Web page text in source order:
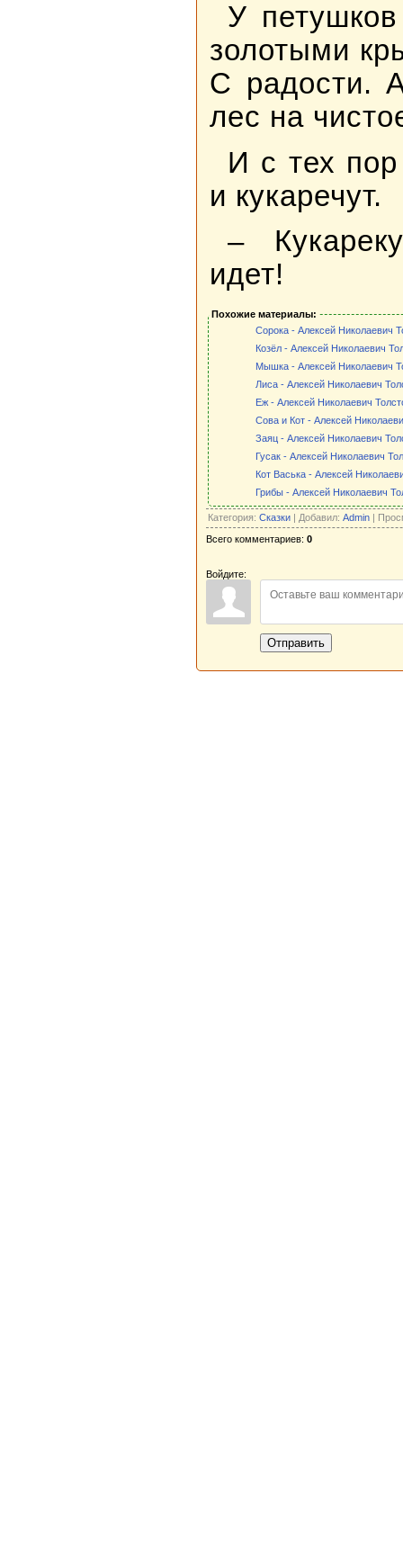
У
золотыми
С радости.
лес на
И с тех
и кукаречут.
–
идет!
Похожие материалы:
Сорока - Алексей Николаевич
Козёл - Алексей Николаевич
Мышка - Алексей Николаевич
Лиса - Алексей Николаевич
Еж - Алексей Николаевич
Сова и Кот - Алексей
Заяц - Алексей Николаевич
Гусак - Алексей Николаевич
Кот Васька - Алексей
Грибы - Алексей Николаевич
Категория: Сказки | Добавил: Admin |
Всего комментариев: 0
Войдите:
Отправить